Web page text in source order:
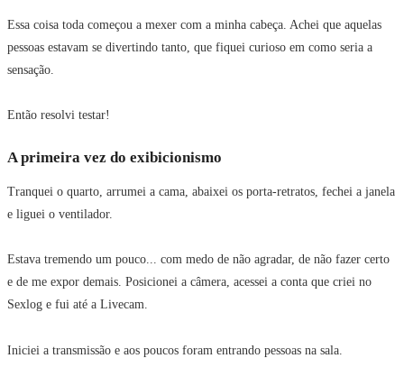
Essa coisa toda começou a mexer com a minha cabeça. Achei que aquelas
pessoas estavam se divertindo tanto, que fiquei curioso em como seria a
sensação.
Então resolvi testar!
A primeira vez do exibicionismo
Tranquei o quarto, arrumei a cama, abaixei os porta-retratos, fechei a janela
e liguei o ventilador.
Estava tremendo um pouco... com medo de não agradar, de não fazer certo
e de me expor demais. Posicionei a câmera, acessei a conta que criei no
Sexlog e fui até a Livecam.
Iniciei a transmissão e aos poucos foram entrando pessoas na sala.